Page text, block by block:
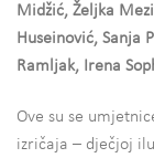
Midžić, Željka
Huseinović, Sanja
Ramljak, Irena
Ove su se
izričaja – dječjoj